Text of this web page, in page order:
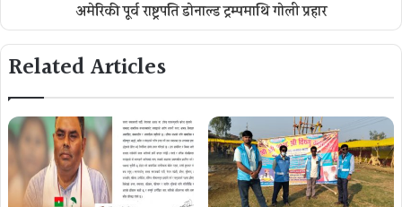
अमेरिकी पूर्व राष्ट्रपति डोनाल्ड ट्रम्पमाथि गोली प्रहार
Related Articles